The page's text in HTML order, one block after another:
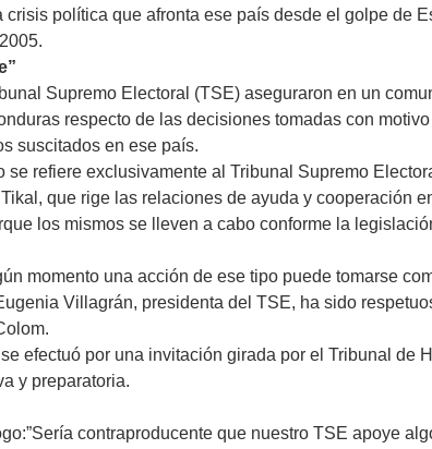
crisis política que afronta ese país desde el golpe de
Supremo Electoral (TSE) aseguraron en un
respecto de las decisiones tomadas con
suscitados en ese país.
se refiere exclusivamente al Tribunal Supremo
que rige las relaciones de ayuda y cooperación
los mismos se lleven a cabo conforme la
momento una acción de ese tipo puede tomarse
Villagrán, presidenta del TSE, ha sido
efectuó por una invitación girada por el Tribunal de
y preparatoria.
contraproducente que nuestro TSE apoye